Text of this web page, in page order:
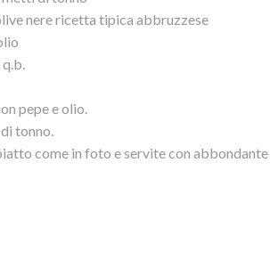
nere ricetta tipica abbruzzese
pepe e olio.
tonno.
come in foto e servite con